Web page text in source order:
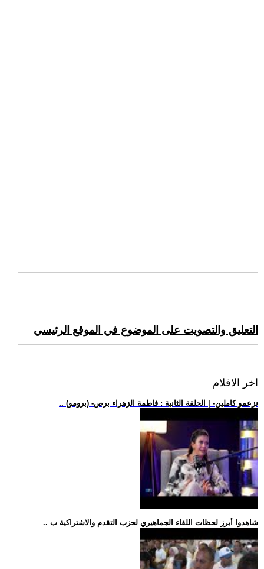
التعليق والتصويت على الموضوع في الموقع الرئيسي
اخر الافلام
.. (برومو) -نزعمو كاملين- | الحلقة الثانية : فاطمة الزهراء برص
.. شاهدوا أبرز لحظات اللقاء الجماهيري لحزب التقدم والاشتراكية ب